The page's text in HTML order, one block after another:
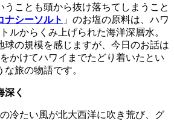
うことも頭から抜け落ちてしまうこと
ナシーソルト 」のお塩の原料は、ハワ
ルからくみ上げられた海洋深層水。
球の規模を感じますが、今日のお話は
かけてハワイまでたどり着いたとい
旅の物語です。
深く
冷たい風が北大西洋に吹き荒び、グ